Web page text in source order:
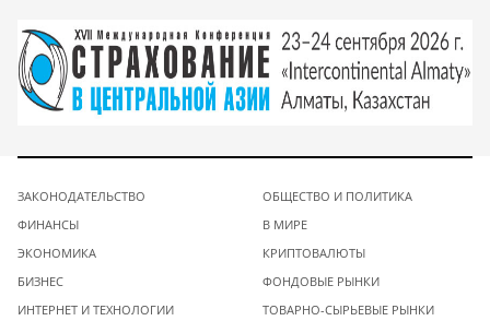
ЗАКОНОДАТЕЛЬСТВО
ФИНАНСЫ
ЭКОНОМИКА
БИЗНЕС
ИНТЕРНЕТ И ТЕХНОЛОГИИ
ОБЩЕСТВО И ПОЛИТИКА
В МИРЕ
КРИПТОВАЛЮТЫ
ФОНДОВЫЕ РЫНКИ
ТОВАРНО-СЫРЬЕВЫЕ РЫНКИ